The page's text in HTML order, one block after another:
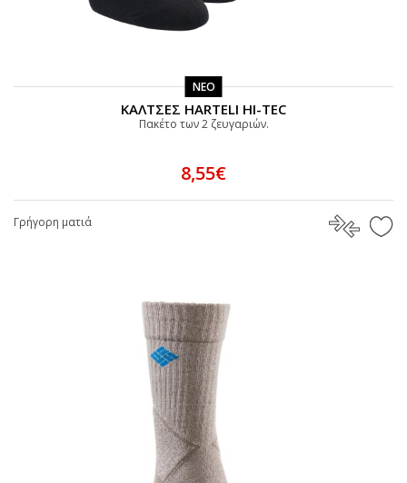
ΝΕΟ
ΚΑΛΤΣΕΣ HARTELI HI-TEC
Πακέτο των 2 ζευγαριών.
8,55€
Γρήγορη ματιά